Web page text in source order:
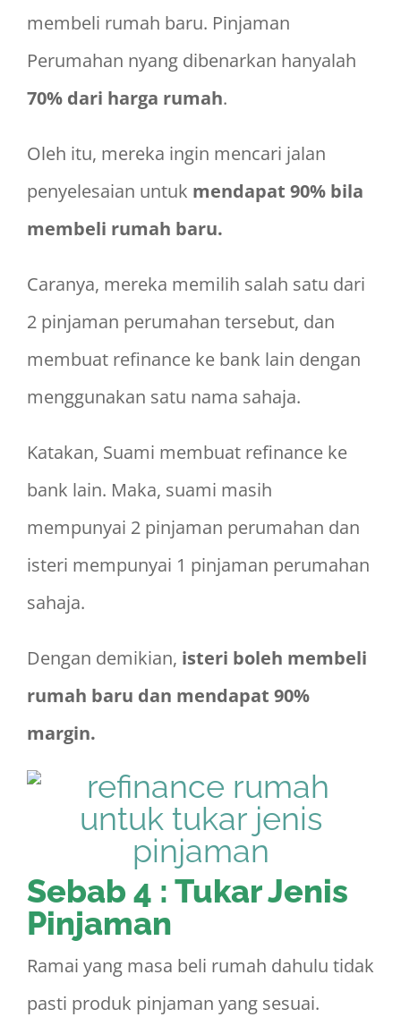
membeli rumah baru. Pinjaman
Perumahan nyang dibenarkan hanyalah
70% dari harga rumah.
Oleh itu, mereka ingin mencari jalan
penyelesaian untuk mendapat 90% bila
membeli rumah baru.
Caranya, mereka memilih salah satu dari
2 pinjaman perumahan tersebut, dan
membuat refinance ke bank lain dengan
menggunakan satu nama sahaja.
Katakan, Suami membuat refinance ke
bank lain. Maka, suami masih
mempunyai 2 pinjaman perumahan dan
isteri mempunyai 1 pinjaman perumahan
sahaja.
Dengan demikian, isteri boleh membeli
rumah baru dan mendapat 90%
margin.
Sebab 4 : Tukar Jenis
Pinjaman
Ramai yang masa beli rumah dahulu tidak
pasti produk pinjaman yang sesuai.